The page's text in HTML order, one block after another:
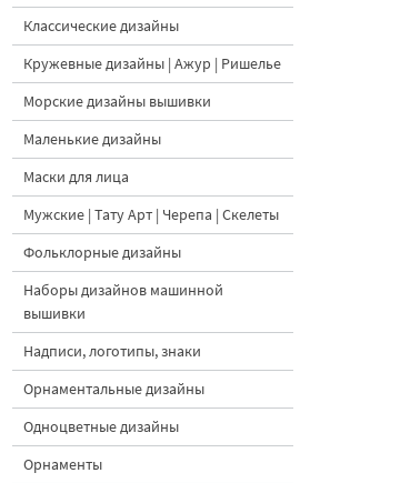
Классические дизайны
Кружевные дизайны | Ажур | Ришелье
Морские дизайны вышивки
Маленькие дизайны
Маски для лица
Мужские | Тату Арт | Черепа | Скелеты
Фольклорные дизайны
Наборы дизайнов машинной
вышивки
Надписи, логотипы, знаки
Орнаментальные дизайны
Одноцветные дизайны
Орнаменты